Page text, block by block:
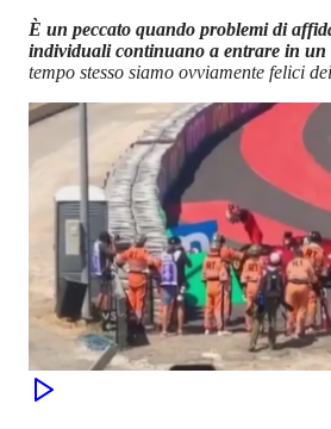
È un peccato quando problemi di
individuali continuano a entrare in un
tempo stesso siamo ovviamente felici